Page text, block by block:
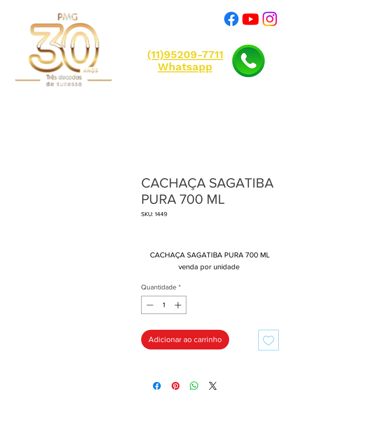
(11)95209-7711
Whatsapp
CACHAÇA SAGATIBA
PURA 700 ML
SKU: 1449
CACHAÇA SAGATIBA PURA 700 ML
venda por unidade
Quantidade *
Adicionar ao carrinho